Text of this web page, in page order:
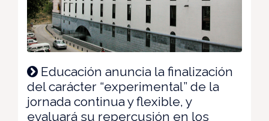
Educación anuncia la finalización
del carácter “experimental” de la
jornada continua y flexible, y
evaluará su repercusión en los